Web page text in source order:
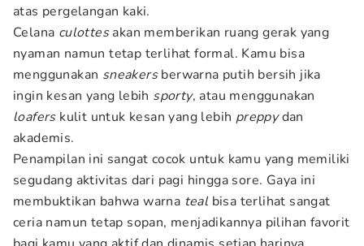
atas pergelangan kaki.
Celana culottesakan memberikan ruang gerak yang
nyaman namun tetap terlihat formal. Kamu bisa
menggunakan sneakersberwarna putih bersih jika
ingin kesan yang lebih sporty, atau menggunakan
loaferskulit untuk kesan yang lebih preppydan
akademis.
Penampilan ini sangat cocok untuk kamu yang memiliki
segudang aktivitas dari pagi hingga sore. Gaya ini
membuktikan bahwa warna tealbisa terlihat sangat
ceria namun tetap sopan, menjadikannya pilihan favorit